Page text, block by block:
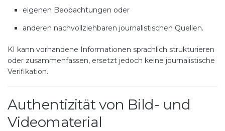
eigenen Beobachtungen oder
anderen nachvollziehbaren journalistischen Quellen.
KI kann vorhandene Informationen sprachlich strukturieren
oder zusammenfassen, ersetzt jedoch keine journalistische
Verifikation.
Authentizität von Bild- und
Videomaterial